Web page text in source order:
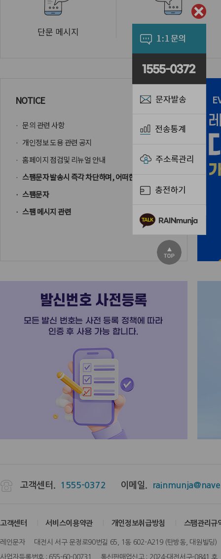
단문 메시지 장문 메시지
NOTICE
문의 관련 사항
개인정보 도용 관련 공지
홈페이지 점검및 리뉴얼 안내
스팸문자 발송시 즉각 차단하며, 어떠한 보상및 환불 조치를 해 드릴수 없습니다.
스팸문자
스팸 메시지 관련
고객센터. 1555-0372 이메일.
고객센터 서비스이용약관 개인정보취급방침 스팸관리규
레인문자 대전시 서구 문정로90번길 65, 1동 602-A219 (탄방동, 대원빌
사업자등록번호 : 655-60-00731 통신판매업신고 : 2024-대전서구-0841 호